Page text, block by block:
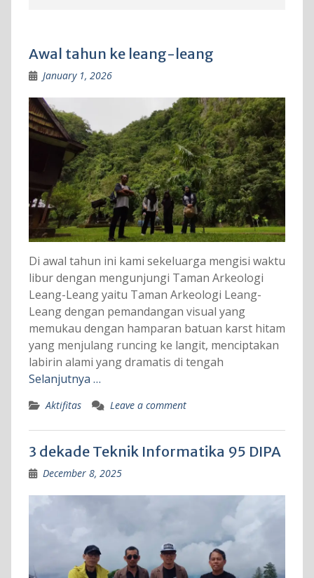
Awal tahun ke leang-leang
January 1, 2026
Di awal tahun ini kami sekeluarga mengisi waktu
libur dengan mengunjungi Taman Arkeologi
Leang-Leang yaitu Taman Arkeologi Leang-
Leang dengan pemandangan visual yang
memukau dengan hamparan batuan karst hitam
yang menjulang runcing ke langit, menciptakan
labirin alami yang dramatis di tengah
Selanjutnya …
Aktifitas Leave a comment
3 dekade Teknik Informatika 95 DIPA
December 8, 2025